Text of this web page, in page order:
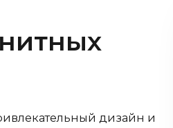
дизайн и